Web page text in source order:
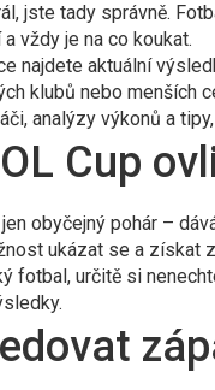
jste tady správně.
vždy je na co koukat.
najdete aktuální
klubů nebo menších
analýzy výkonů a
Cup
jen obyčejný pohár –
ukázat se a získat
fotbal, určitě si